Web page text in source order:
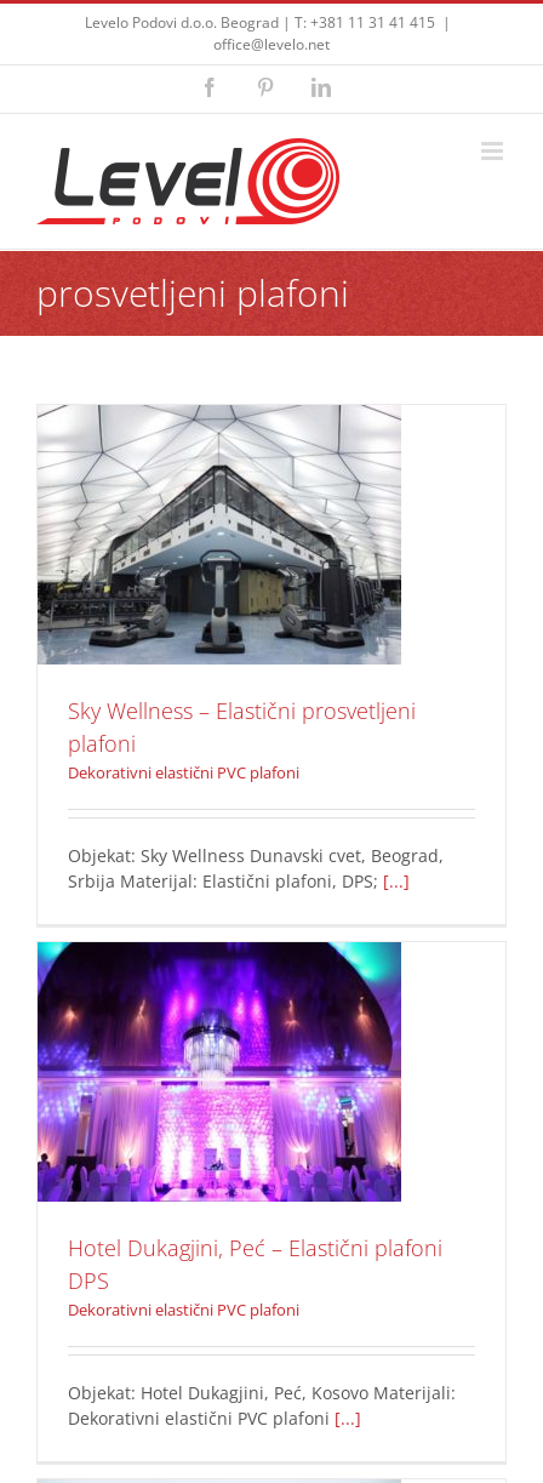
Skip
content
Levelo Podovi d.o.o. Beograd | T: +381 11 31 41 415 |
office@levelo.net
FacebookPinterestLinkedIn
prosvetljeni plafoni
prosvetljeni plafoni
Dekorativni elastični PVC plafoni
Sky Wellness – Elastični prosvetljeni
plafoni
Dekorativni elastični PVC plafoni
Objekat: Sky Wellness Dunavski cvet, Beograd,
Srbija Materijal: Elastični plafoni, DPS; [...]
prosvetljeni plafoni
Dekorativni elastični PVC plafoni
Hotel Dukagjini, Peć – Elastični plafoni
DPS
Dekorativni elastični PVC plafoni
Objekat: Hotel Dukagjini, Peć, Kosovo Materijali:
Dekorativni elastični PVC plafoni [...]